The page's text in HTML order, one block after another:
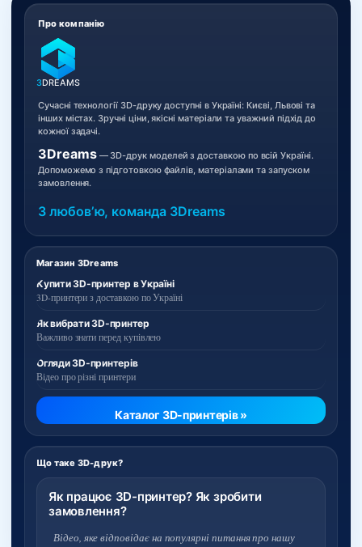
Магазин 3Dreams
Купити 3D-принтер в Україні
3D-принтери з доставкою по Україні
Як вибрати 3D-принтер
Важливо знати перед купівлею
Огляди 3D-принтерів
Відео про різні принтери
Каталог 3D-принтерів »
Що таке 3D-друк?
Як працює 3D-принтер? Як зробити
замовлення?
Відео, яке відповідає на популярні питання про нашу
Про компанію
3DREAMS
Сучасні технології 3D-друку доступні в Україні: Києві, Львові та
інших містах. Зручні ціни, якісні матеріали та уважний підхід до
кожної задачі.
3Dreams— 3D-друк моделей з доставкою по всій Україні.
Допоможемо з підготовкою файлів, матеріалами та запуском
замовлення.
З любовʼю, команда 3Dreams